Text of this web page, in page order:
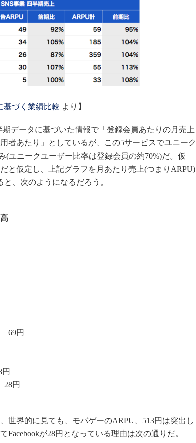
基づく業績比較 より】
データに基づいた情報で「登録会員あたりの月売上
者あたり」としているが、この5サービスでユニーク
(ユニークユーザー比率は登録会員の約70%)だ。仮
と仮定し、上記グラフを月あたり売上(つまりARPU)
、次のようになるだろう。
69円
円
世界的に見ても、モバゲーのARPU、513円は突出し
が28円となっている理由は次の通りだ。